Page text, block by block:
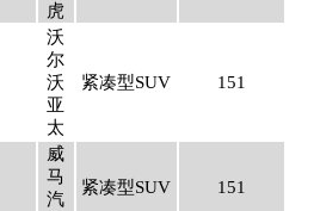
虎
沃
尔
沃
亚
太
紧凑型SUV 151
威
马
汽
紧凑型SUV 151